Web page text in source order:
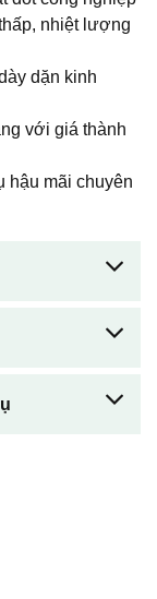
nhiệt lượng
dặn kinh
với giá thành
hậu mãi chuyên